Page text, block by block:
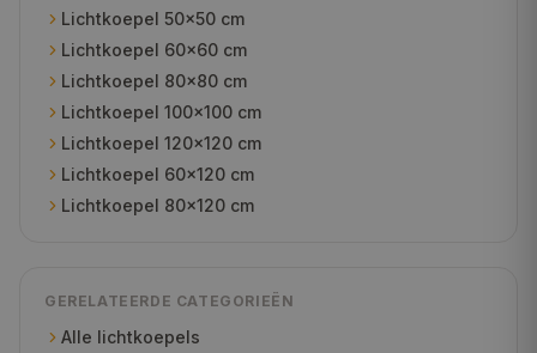
Lichtkoepel 50×50 cm
Lichtkoepel 60×60 cm
Lichtkoepel 80×80 cm
Lichtkoepel 100×100 cm
Lichtkoepel 120×120 cm
Lichtkoepel 60×120 cm
Lichtkoepel 80×120 cm
GERELATEERDE CATEGORIEËN
Alle lichtkoepels